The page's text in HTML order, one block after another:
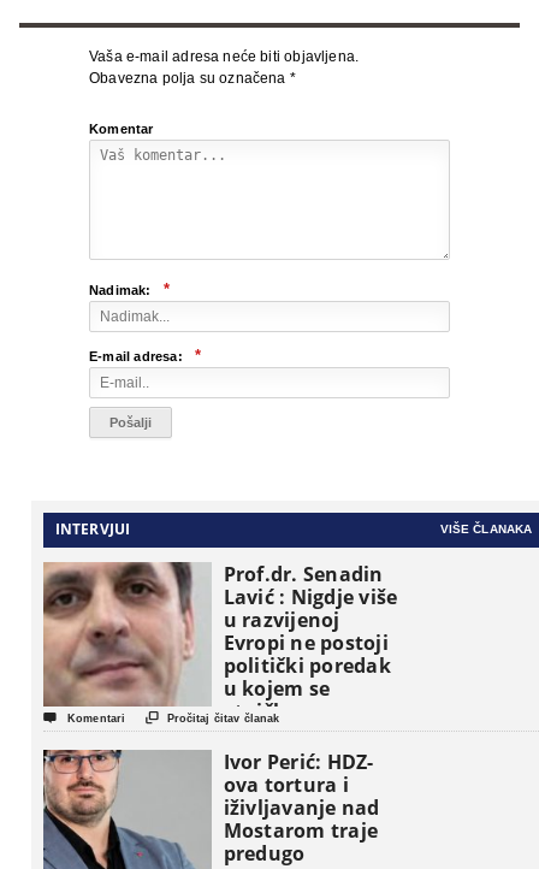
Vaša e-mail adresa neće biti objavljena.
Obavezna polja su označena *
Komentar
Nadimak: *
E-mail adresa: *
INTERVJUI VIŠE ČLANAKA
Prof.dr. Senadin
Lavić : Nigdje više
u razvijenoj
Evropi ne postoji
politički poredak
u kojem se
etničke grupe
pojavljuju kao
osnovne
političke jedinice
 Komentari  Pročitaj čitav članak
Ivor Perić: HDZ-
ova tortura i
iživljavanje nad
Mostarom traje
predugo